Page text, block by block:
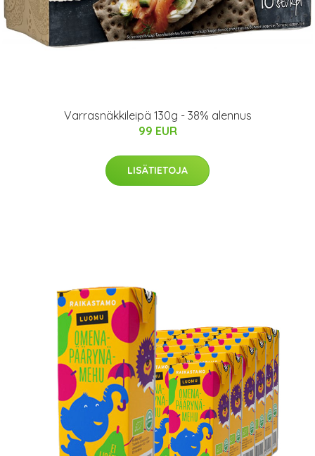
Varrasnäkkileipä 130g - 38% alennus
99 EUR
LISÄTIETOJA